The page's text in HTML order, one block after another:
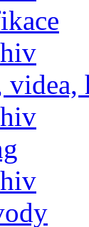
videa,